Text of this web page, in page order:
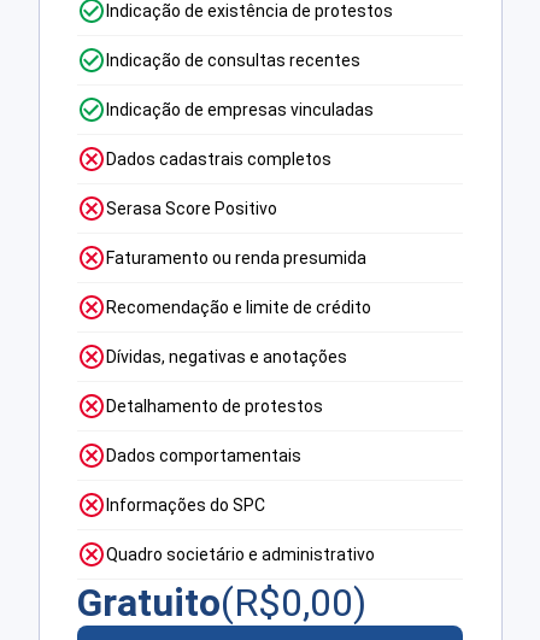
Indicação de existência de protestos
Indicação de consultas recentes
Indicação de empresas vinculadas
Dados cadastrais completos
Serasa Score Positivo
Faturamento ou renda presumida
Recomendação e limite de crédito
Dívidas, negativas e anotações
Detalhamento de protestos
Dados comportamentais
Informações do SPC
Quadro societário e administrativo
Gratuito(R$0,00)